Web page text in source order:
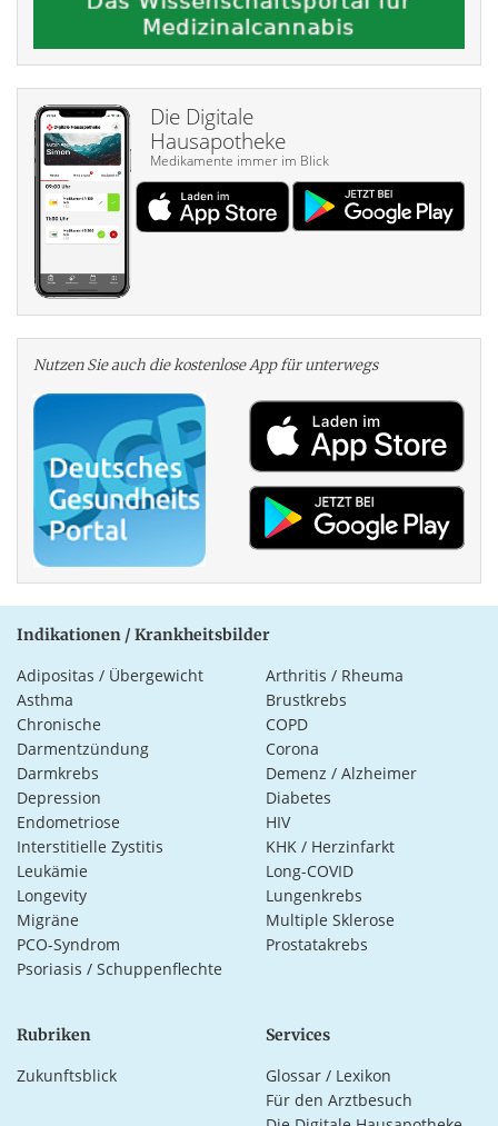
Die Digitale
Hausapotheke
Medikamente immer im Blick
Nutzen Sie auch die kosten­lose App für unterwegs
Indikationen / Krankheitsbilder
Adipositas / Übergewicht
Arthritis / Rheuma
Asthma
Brustkrebs
Chronische
Darmentzündung
COPD
Corona
Darmkrebs
Demenz / Alzheimer
Depression
Diabetes
Endometriose
HIV
Interstitielle Zystitis
KHK / Herzinfarkt
Leukämie
Long-COVID
Longevity
Lungenkrebs
Migräne
Multiple Sklerose
PCO-Syndrom
Prostatakrebs
Psoriasis / Schuppenflechte
Rubriken
Zukunftsblick
Services
Glossar / Lexikon
Für den Arztbesuch